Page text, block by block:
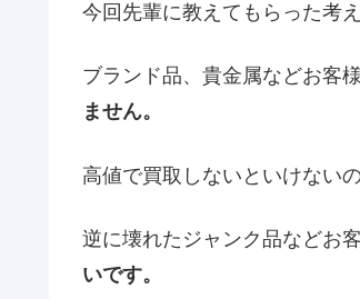
今回先輩に教えてもらった考
ブランド品、貴金属などお客
ません。
高値で買取しないといけないの
逆に壊れたジャンク品などお
いです。